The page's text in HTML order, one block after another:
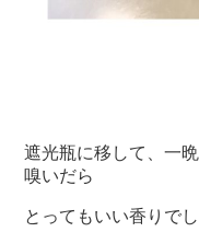
遮光瓶に移して、一
嗅いだら
とってもいい香りでし